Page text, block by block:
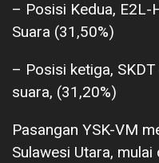
– Posisi Kedua, E2L-
Suara (31,50%)
– Posisi ketiga,
suara, (31,20%)
Pasangan YSK-VM
Sulawesi Utara,